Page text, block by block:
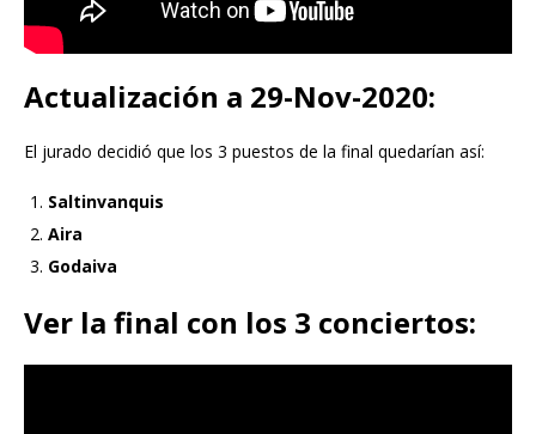
Actualización a 29-Nov-2020:
El jurado decidió que los 3 puestos de la final quedarían así:
Saltinvanquis
Aira
Godaiva
Ver la final con los 3 conciertos: